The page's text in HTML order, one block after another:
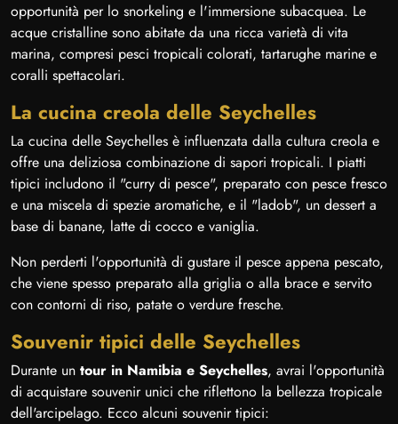
opportunità per lo snorkeling e l'immersione subacquea. Le
acque cristalline sono abitate da una ricca varietà di vita
marina, compresi pesci tropicali colorati, tartarughe marine e
coralli spettacolari.
La cucina creola delle Seychelles
La cucina delle Seychelles è influenzata dalla cultura creola e
offre una deliziosa combinazione di sapori tropicali. I piatti
tipici includono il "curry di pesce", preparato con pesce fresco
e una miscela di spezie aromatiche, e il "ladob", un dessert a
base di banane, latte di cocco e vaniglia.
Non perderti l'opportunità di gustare il pesce appena pescato,
che viene spesso preparato alla griglia o alla brace e servito
con contorni di riso, patate o verdure fresche.
Souvenir tipici delle Seychelles
Durante un tour in Namibia e Seychelles, avrai l'opportunità
di acquistare souvenir unici che riflettono la bellezza tropicale
dell'arcipelago. Ecco alcuni souvenir tipici: